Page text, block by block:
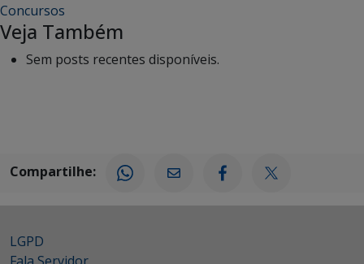
Concursos
Veja Também
Sem posts recentes disponíveis.
Compartilhe:
LGPD